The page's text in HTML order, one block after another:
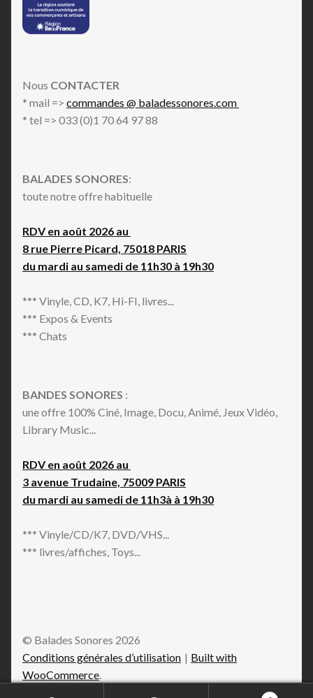
Nous CONTACTER
* mail => commandes @ baladessonores.com
* tel => 033 (0)1 70 64 97 88
BALADES SONORES:
toute notre offre habituelle
RDV en août 2026 au
8 rue Pierre Picard, 75018 PARIS
du mardi au samedi de 11h30 à 19h30
*** Vinyle, CD, K7, Hi-FI, livres...
*** Expos & Events
*** Chats
BANDES SONORES :
une offre 100% Ciné, Image, Docu, Animé, Jeux Vidéo,
Library Music...
RDV en août 2026 au
3 avenue Trudaine, 75009 PARIS
du mardi au samedi de 11h3à à 19h30
*** Vinyle/CD/K7, DVD/VHS...
*** livres/affiches, Toys...
© Balades Sonores 2026
Conditions générales d’utilisation
Built with
WooCommerce.